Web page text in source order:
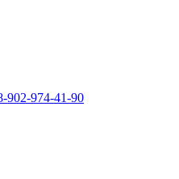
902-974-41-90